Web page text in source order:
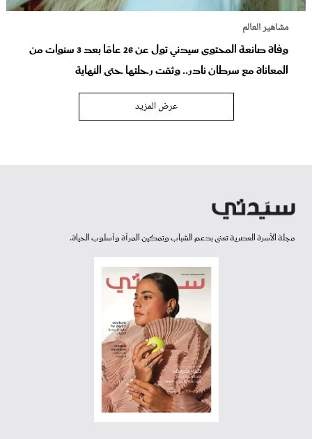
مشاهير العالم
وفاة صانعة المحتوى سيدني تول عن 26 عامًا بعد 3 سنوات من
المعاناة مع سرطان نادر.. وثقت رحلتها حتى النهاية
عرض المزيد
مجلة الأسرة العصرية تعنى بدعم الشباب وتمكين المرأة وأسلوب الحياة.